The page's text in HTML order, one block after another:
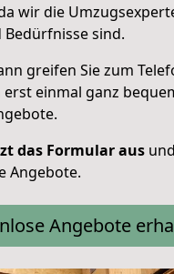
wir die
Bedürfnisse sind.
greifen Sie zum
erst einmal ganz
das Formular aus
Angebote.
Angebote